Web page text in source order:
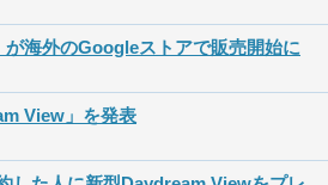
海外のGoogleストアで販売開始に
View」を発表